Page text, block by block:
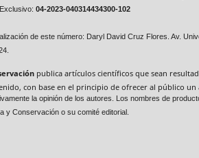
04-2023-040314434300-102
de este número: Daryl David Cruz Flores. Av.
publica artículos científicos que sean
con base en el principio de ofrecer al público
la opinión de los autores. Los nombres de
y Conservación o su comité editorial.